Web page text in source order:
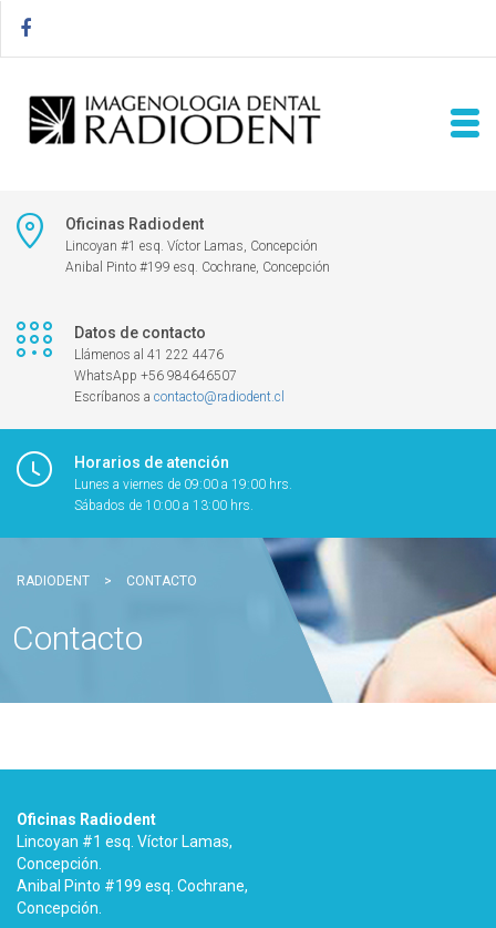
Oficinas Radiodent
Lincoyan #1 esq. Víctor Lamas, Concepción
Anibal Pinto #199 esq. Cochrane, Concepción
Datos de contacto
Llámenos al 41 222 4476
WhatsApp +56 984646507
Escríbanos a contacto@radiodent.cl
Horarios de atención
Lunes a viernes de 09:00 a 19:00 hrs.
Sábados de 10:00 a 13:00 hrs.
RADIODENT > CONTACTO
Contacto
Oficinas Radiodent
Lincoyan #1 esq. Víctor Lamas,
Concepción.
Anibal Pinto #199 esq. Cochrane,
Concepción.